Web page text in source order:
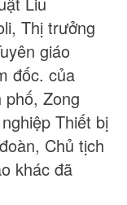
Thị trưởng
giáo
đốc. của
phố, Zong
Thiết bị
Chủ tịch
khác đã